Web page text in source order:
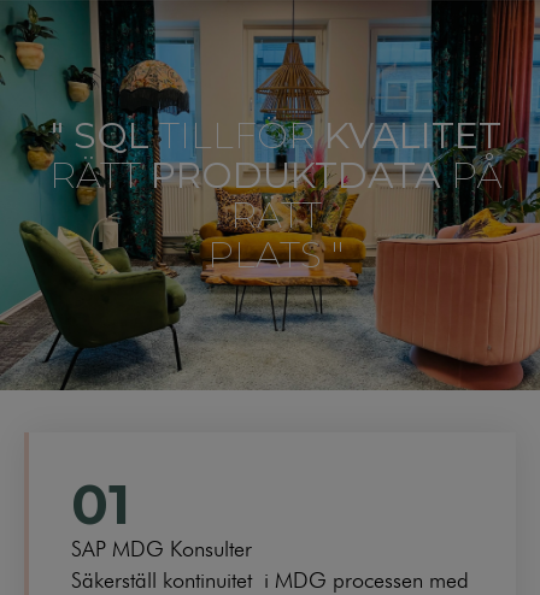
" SQLTILLFÖRKVALITET
RÄTTPRODUKTDATAPÅ
RÄTT
PLATS "
01
SAP MDG Konsulter
Säkerställ kontinuitet i MDG processen med